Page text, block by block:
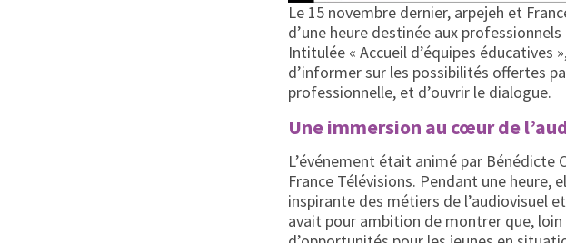
Le 15 novembre dernier, arpejeh et
d’une heure destinée aux
Intitulée « Accueil d’équipes
d’informer sur les possibilités offertes
professionnelle, et d’ouvrir le dialogue.
Une immersion au cœur de
L’événement était animé par
France Télévisions. Pendant une
inspirante des métiers de l’audiovisuel
avait pour ambition de montrer que,